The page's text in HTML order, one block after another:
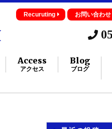
Recuruting お問い合わせ
Access
アクセス
Blog
ブログ